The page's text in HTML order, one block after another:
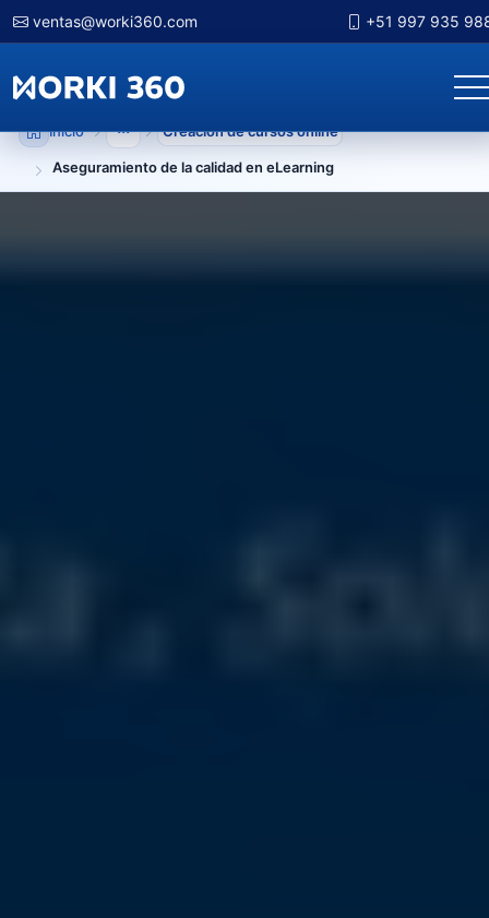
ventas@worki360.com +51 997 935
Inicio Mostrar niveles anteriores
Creación de cursos online
Aseguramiento de la calidad en eLearning